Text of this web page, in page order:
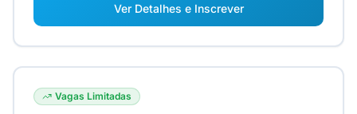
Ver Detalhes e Inscrever
Vagas Limitadas